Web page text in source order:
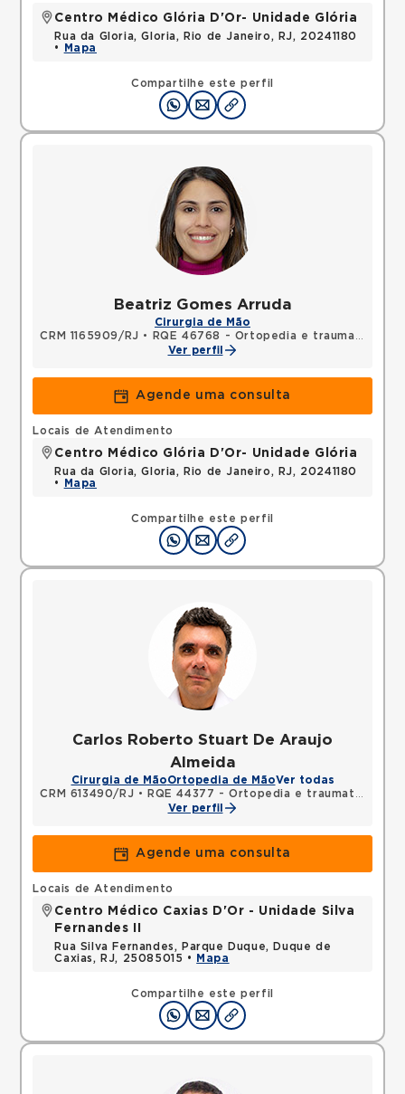
Compartilhe este perfil
Centro Médico Glória D'Or- Unidade Glória
Rua da Gloria, Gloria, Rio de Janeiro, RJ, 20241180
•
Mapa
Beatriz Gomes Arruda
Cirurgia de Mão
CRM 1165909/RJ • RQE 46768 - Ortopedia e traumatologia
Ver perfil
Agende uma consulta
Compartilhe este perfil
Locais de Atendimento
Centro Médico Glória D'Or- Unidade Glória
Rua da Gloria, Gloria, Rio de Janeiro, RJ, 20241180
•
Mapa
Carlos Roberto Stuart De Araujo
Almeida
Cirurgia de MãoOrtopedia de MãoVer todas
CRM 613490/RJ • RQE 44377 - Ortopedia e traumatologia
Ver perfil
Agende uma consulta
Compartilhe este perfil
Locais de Atendimento
Centro Médico Caxias D'Or - Unidade Silva
Fernandes II
Rua Silva Fernandes, Parque Duque, Duque de
Caxias, RJ, 25085015 •
Mapa